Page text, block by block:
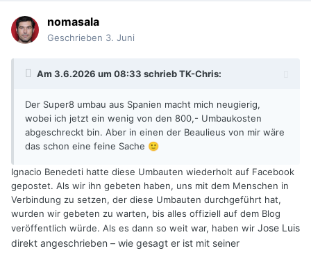
nomasala
Geschrieben 3. Juni
Am 3.6.2026 um 08:33 schriebTK-Chris:
Der Super8 umbau aus Spanien macht mich neugierig,
wobei ich jetzt ein wenig von den 800,- Umbaukosten
abgeschreckt bin. Aber in einen der Beaulieus von mir wäre
das schon eine feine Sache 🙂
Ignacio Benedeti hatte diese Umbauten wiederholt auf Facebook
gepostet. Als wir ihn gebeten haben, uns mit dem Menschen in
Verbindung zu setzen, der diese Umbauten durchgeführt hat,
wurden wir gebeten zu warten, bis alles offiziell auf dem Blog
veröffentlich würde. Als es dann so weit war, haben wir Jose Luis
direkt angeschrieben – wie gesagt er ist mit seiner